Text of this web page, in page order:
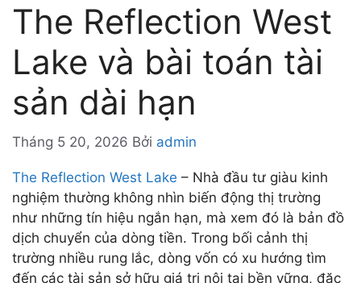
The Reflection West
Lake và bài toán tài
sản dài hạn
Tháng 5 20, 2026 Bởi admin
The Reflection West Lake – Nhà đầu tư giàu kinh
nghiệm thường không nhìn biến động thị trường
như những tín hiệu ngắn hạn, mà xem đó là bản đồ
dịch chuyển của dòng tiền. Trong bối cảnh thị
trường nhiều rung lắc, dòng vốn có xu hướng tìm
đến các tài sản sở hữu giá trị nội tại bền vững, đặc